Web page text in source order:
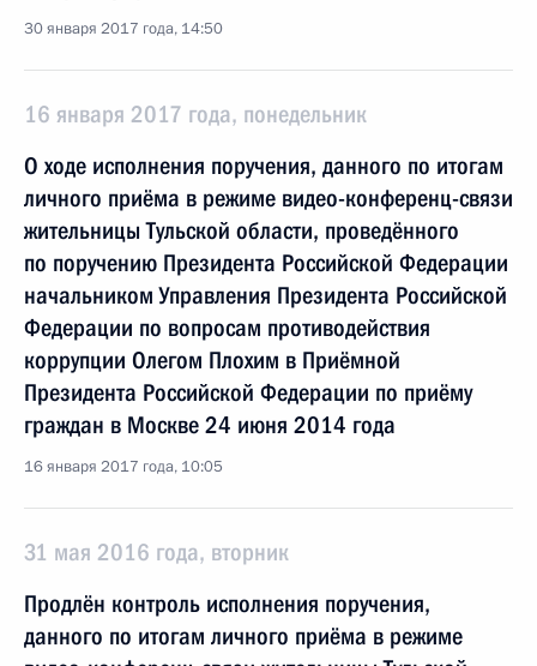
30 января 2017 года, 14:50
16 января 2017 года, понедельник
О ходе исполнения поручения, данного по итогам
личного приёма в режиме видео-конференц-связи
жительницы Тульской области, проведённого
по поручению Президента Российской Федерации
начальником Управления Президента Российской
Федерации по вопросам противодействия
коррупции Олегом Плохим в Приёмной
Президента Российской Федерации по приёму
граждан в Москве 24 июня 2014 года
16 января 2017 года, 10:05
31 мая 2016 года, вторник
Продлён контроль исполнения поручения,
данного по итогам личного приёма в режиме